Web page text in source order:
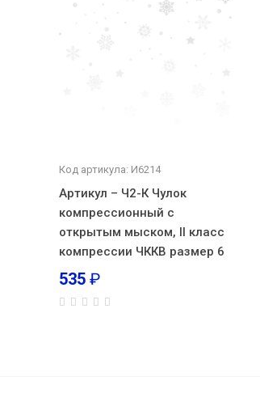
Код артикула: И6214
Артикул – Ч2-К Чулок
компрессионный с
открытым мыском, II класс
компрессии ЧККВ размер 6
535 ₽